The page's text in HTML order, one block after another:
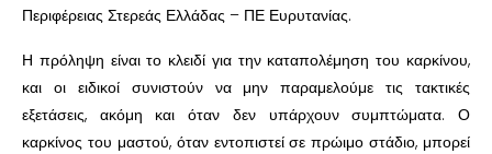
Περιφέρειας Στερεάς Ελλάδας – ΠΕ Ευρυτανίας.
Η πρόληψη είναι το κλειδί για την καταπολέμηση του καρκίνου,
και οι ειδικοί συνιστούν να μην παραμελούμε τις τακτικές
εξετάσεις, ακόμη και όταν δεν υπάρχουν συμπτώματα. Ο
καρκίνος του μαστού, όταν εντοπιστεί σε πρώιμο στάδιο, μπορεί